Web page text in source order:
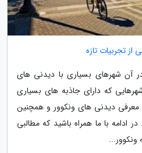
از تجربیات تازه
آن شهرهای بسیاری با دیدنی های
که دارای جاذبه های بسیاری
معرفی دیدنی های ونکوور و همچنین
ادامه با ما همراه باشید که مطالبی
ونکوور...